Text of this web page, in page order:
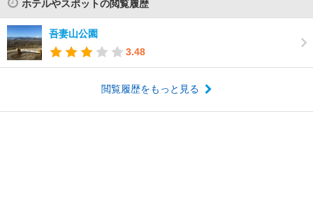
ホテルやスポットの閲覧履歴
吾妻山公園
3.48
閲覧履歴をもっと見る